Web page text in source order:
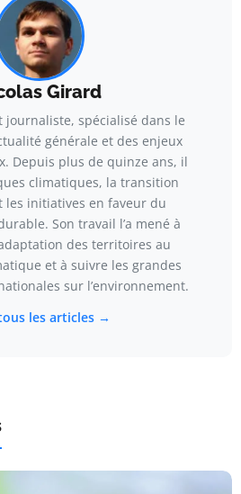
Girard
journaliste, spécialisé dans le
générale et des enjeux
Depuis plus de quinze ans, il
climatiques, la transition
les initiatives en faveur du
Son travail l’a mené à
des territoires au
et à suivre les grandes
sur l’environnement.
les articles →